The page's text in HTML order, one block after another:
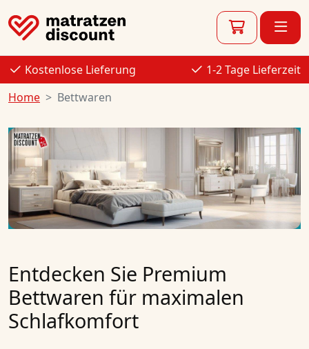
Kostenlose Lieferung
1-2 Tage Lieferzeit
Home
Bettwaren
Entdecken Sie Premium
Bettwaren für maximalen
Schlafkomfort